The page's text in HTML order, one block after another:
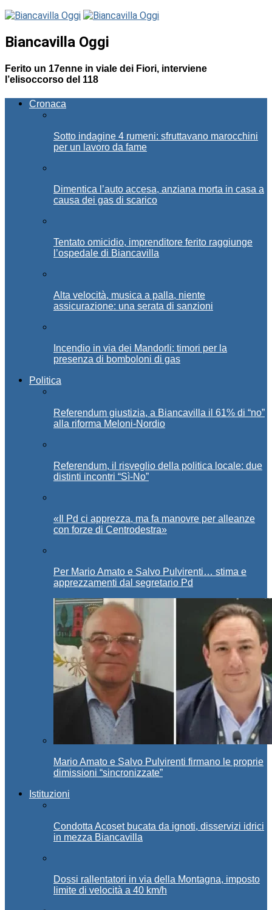
Biancavilla Oggi
Ferito un 17enne in viale dei Fiori, interviene
l’elisoccorso del 118
Cronaca
Sotto indagine 4 rumeni: sfruttavano marocchini
per un lavoro da fame
Dimentica l’auto accesa, anziana morta in casa a
causa dei gas di scarico
Tentato omicidio, imprenditore ferito raggiunge
l’ospedale di Biancavilla
Alta velocità, musica a palla, niente
assicurazione: una serata di sanzioni
Incendio in via dei Mandorli: timori per la
presenza di bomboloni di gas
Politica
Referendum giustizia, a Biancavilla il 61% di “no”
alla riforma Meloni-Nordio
Referendum, il risveglio della politica locale: due
distinti incontri “Sì-No”
«Il Pd ci apprezza, ma fa manovre per alleanze
con forze di Centrodestra»
Per Mario Amato e Salvo Pulvirenti… stima e
apprezzamenti dal segretario Pd
Mario Amato e Salvo Pulvirenti firmano le proprie
dimissioni “sincronizzate”
Istituzioni
Condotta Acoset bucata da ignoti, disservizi idrici
in mezza Biancavilla
Dossi rallentatori in via della Montagna, imposto
limite di velocità a 40 km/h